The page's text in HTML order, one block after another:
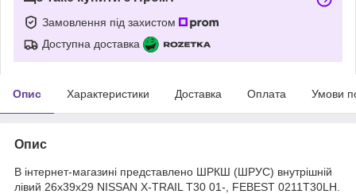
Замовлення під захистом
Доступна доставка
Опис Характеристики Доставка Оплата Умови
Опис
В інтернет-магазині представлено ШРКШ (ШРУС) внутрішній
лівий 26x39x29 NISSAN X-TRAIL T30 01-, FEBEST 0211T30LH.